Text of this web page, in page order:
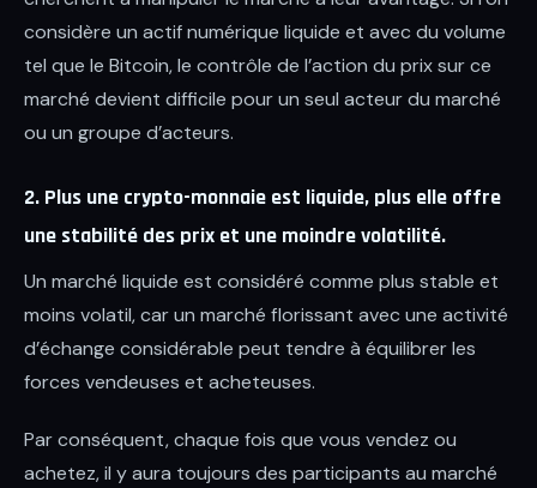
considère un actif numérique liquide et avec du volume
tel que le Bitcoin, le contrôle de l’action du prix sur ce
marché devient difficile pour un seul acteur du marché
ou un groupe d’acteurs.
2. Plus une crypto-monnaie est liquide, plus elle offre
une stabilité des prix et une moindre volatilité.
Un marché liquide est considéré comme plus stable et
moins volatil, car un marché florissant avec une activité
d’échange considérable peut tendre à équilibrer les
forces vendeuses et acheteuses.
Par conséquent, chaque fois que vous vendez ou
achetez, il y aura toujours des participants au marché